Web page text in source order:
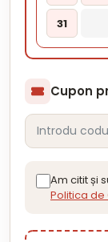
31
Cupon
Am citit și
Politica